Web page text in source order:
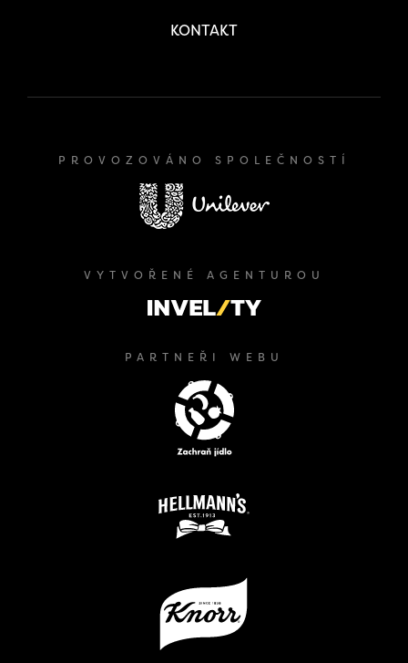
KONTAKT
PROVOZOVÁNO SPOLEČNOSTÍ
VYTVOŘENÉ AGENTUROU
PARTNEŘI WEBU